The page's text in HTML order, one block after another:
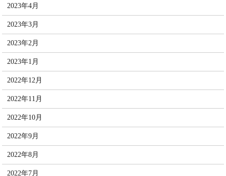
2023年4月
2023年3月
2023年2月
2023年1月
2022年12月
2022年11月
2022年10月
2022年9月
2022年8月
2022年7月